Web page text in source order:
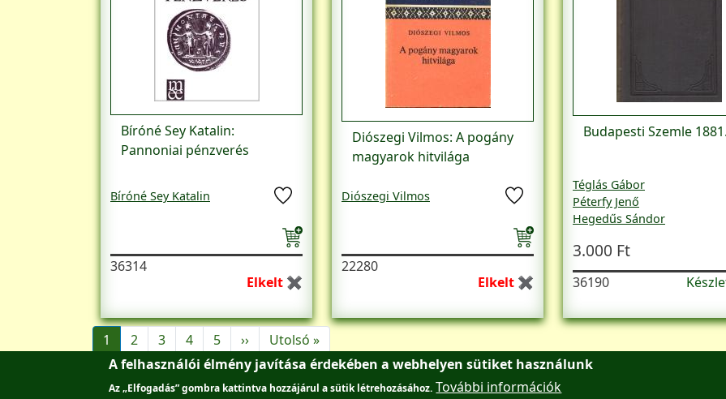
Bíróné Sey Katalin:
Pannoniai pénzverés
Bíróné Sey Katalin
36314
Elkelt ✖
Diószegi Vilmos: A pogány
magyarok hitvilága
Diószegi Vilmos
22280
Elkelt ✖
Budapesti Szemle 1881.
Téglás Gábor
Péterfy Jenő
Hegedűs Sándor
Kautz Gyula
Lóczy Lajos
3.000 Ft
36190
Oldalszámozás
1 2 3 4 5 ››Következő oldal
Utolsó »Utolsó oldal
A felhasználói élmény javítása érdekében a webhelyen sütiket használunk
Az „Elfogadás” gombra kattintva hozzájárul a sütik létrehozásához. További információk